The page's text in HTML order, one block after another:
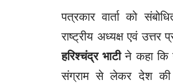
पत्रकार वार्ता को
राष्ट्रीय अध्यक्ष एवं उत्तर
हरिश्चंद्र भाटीने कहा कि
संग्राम से लेकर देश की